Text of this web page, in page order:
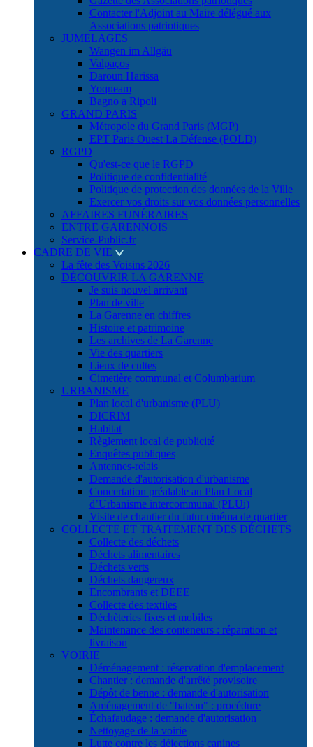
Contacter l'Adjoint au Maire délégué aux
Associations patriotiques
JUMELAGES
Wangen im Allgäu
Valpaços
Daroun Harissa
Yoqneam
Bagno a Ripoli
GRAND PARIS
Métropole du Grand Paris (MGP)
EPT Paris Ouest La Défense (POLD)
RGPD
Qu'est-ce que le RGPD
Politique de confidentialité
Politique de protection des données de la Ville
Exercer vos droits sur vos données personnelles
AFFAIRES FUNÉRAIRES
ENTRE GARENNOIS
Service-Public.fr
CADRE DE VIE
La fête des Voisins 2026
DÉCOUVRIR LA GARENNE
Je suis nouvel arrivant
Plan de ville
La Garenne en chiffres
Histoire et patrimoine
Les archives de La Garenne
Vie des quartiers
Lieux de cultes
Cimetière communal et Columbarium
URBANISME
Plan local d'urbanisme (PLU)
DICRIM
Habitat
Règlement local de publicité
Enquêtes publiques
Antennes-relais
Demande d'autorisation d'urbanisme
Concertation préalable au Plan Local
d’Urbanisme intercommunal (PLUi)
Visite de chantier du futur cinéma de quartier
COLLECTE ET TRAITEMENT DES DÉCHETS
Collecte des déchets
Déchets alimentaires
Déchets verts
Déchets dangereux
Encombrants et DEEE
Collecte des textiles
Déchèteries fixes et mobiles
Maintenance des conteneurs : réparation et
livraison
VOIRIE
Déménagement : réservation d'emplacement
Chantier : demande d'arrêté provisoire
Dépôt de benne : demande d'autorisation
Aménagement de "bateau" : procédure
Échafaudage : demande d'autorisation
Nettoyage de la voirie
Lutte contre les déjections canines